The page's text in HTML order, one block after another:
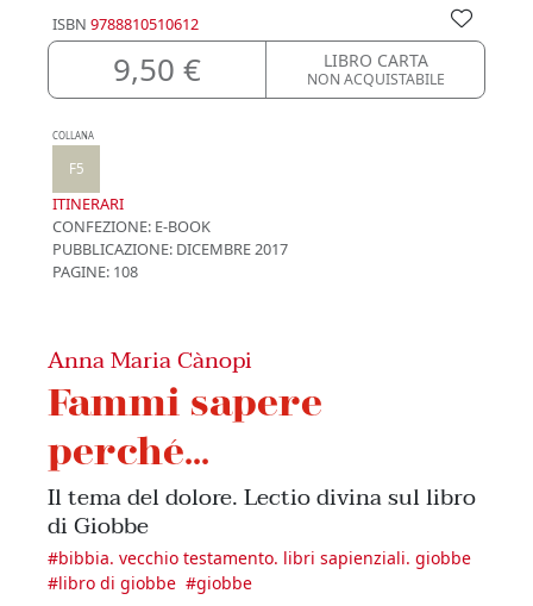
ISBN 9788810510612
9,50 € LIBRO CARTA
NON ACQUISTABILE
COLLANA
F5
ITINERARI
CONFEZIONE: E-BOOK
PUBBLICAZIONE: DICEMBRE 2017
PAGINE: 108
Anna Maria Cànopi
Fammi sapere
perché...
Il tema del dolore. Lectio divina sul libro
di Giobbe
#bibbia. vecchio testamento. libri sapienziali. giobbe
#libro di giobbe #giobbe